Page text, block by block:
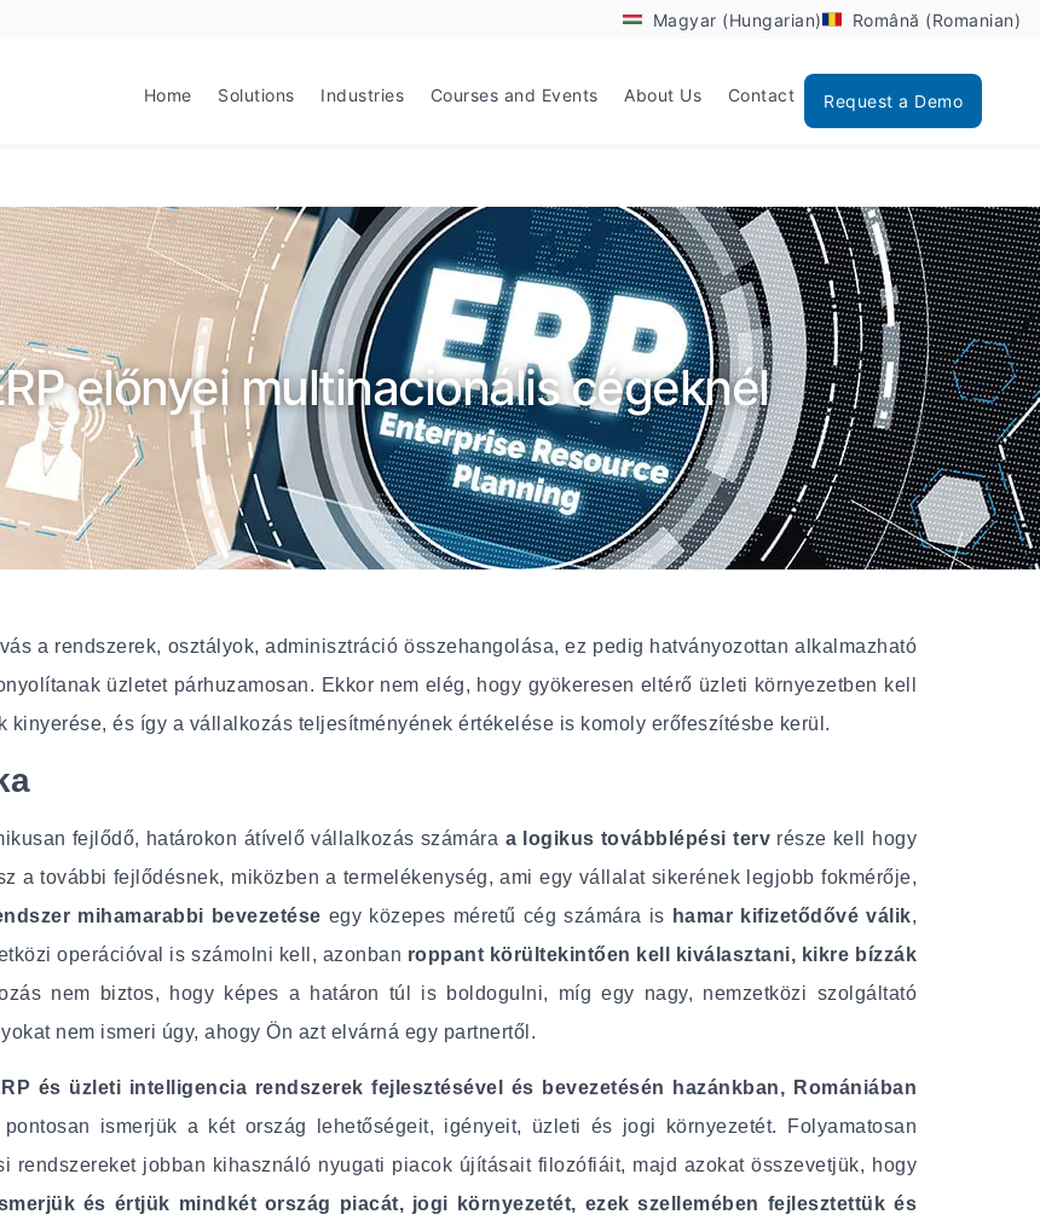
Magyar (Hungarian) Română (Romanian)
Home Solutions Industries Courses and Events About Us Contact Request a Demo
előnyei multinacionális cégeknél
a rendszerek, osztályok, adminisztráció összehangolása, ez pedig hatványozottan alkalmazható
üzletet párhuzamosan. Ekkor nem elég, hogy gyökeresen eltérő üzleti környezetben kell
kinyerése, és így a vállalkozás teljesítményének értékelése is komoly erőfeszítésbe kerül.
fejlődő, határokon átívelő vállalkozás számára a logikus továbblépési terv része kell hogy
a további fejlődésnek, miközben a termelékenység, ami egy vállalat sikerének legjobb fokmérője,
mihamarabbi bevezetése egy közepes méretű cég számára is hamar kifizetődővé válik,
operációval is számolni kell, azonban roppant körültekintően kell kiválasztani, kikre bízzák
nem biztos, hogy képes a határon túl is boldogulni, míg egy nagy, nemzetközi szolgáltató
nem ismeri úgy, ahogy Ön azt elvárná egy partnertől.
és üzleti intelligencia rendszerek fejlesztésével és bevezetésén hazánkban, Romániában
ismerjük a két ország lehetőségeit, igényeit, üzleti és jogi környezetét. Folyamatosan
jobban kihasználó nyugati piacok újításait filozófiáit, majd azokat összevetjük, hogy
és értjük mindkét ország piacát, jogi környezetét, ezek szellemében fejlesztettük és